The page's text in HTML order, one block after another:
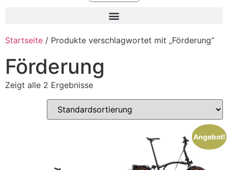
Startseite / Produkte verschlagwortet mit „Förderung“
Förderung
Zeigt alle 2 Ergebnisse
Angebot!